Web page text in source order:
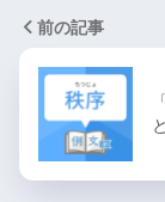
前の記事